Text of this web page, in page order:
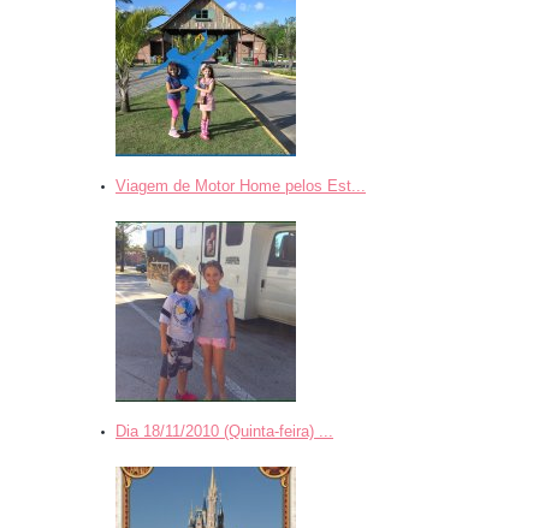
Viagem de Motor Home pelos Est...
Dia 18/11/2010 (Quinta-feira) ...